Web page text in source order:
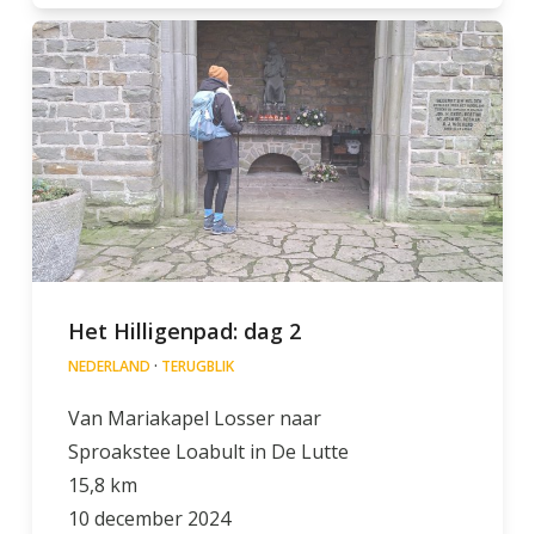
Het Hilligenpad: dag 2
NEDERLAND · TERUGBLIK
Van Mariakapel Losser naar
Sproakstee Loabult in De Lutte
15,8 km
10 december 2024